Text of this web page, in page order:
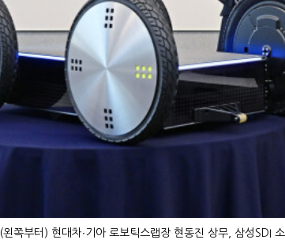
(왼쪽부터) 현대차∙기아 로보틱스랩장 현동진 상무, 삼성SDI